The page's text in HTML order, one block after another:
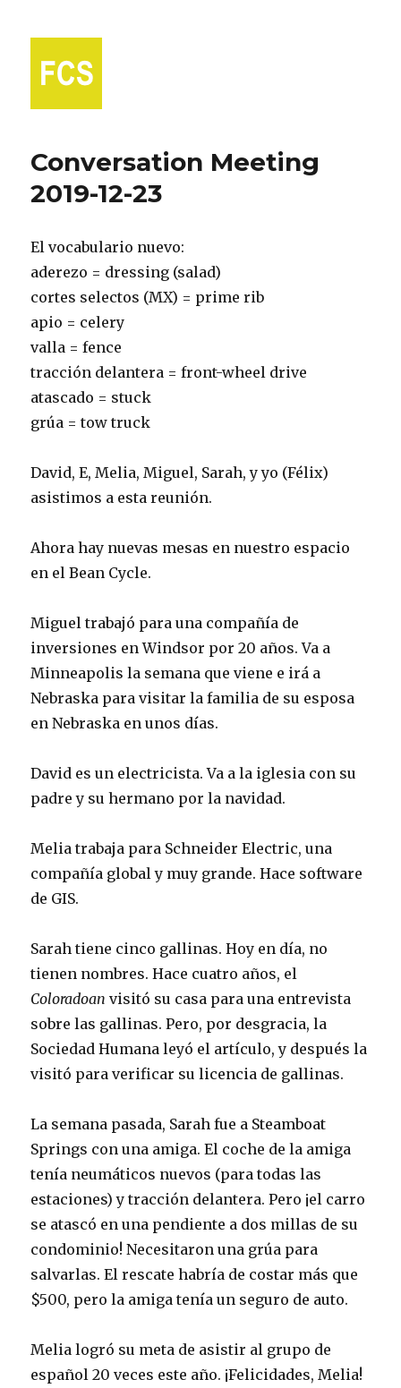
Conversation Meeting
2019-12-23
El vocabulario nuevo:
aderezo = dressing (salad)
cortes selectos (MX) = prime rib
apio = celery
valla = fence
tracción delantera = front-wheel drive
atascado = stuck
grúa = tow truck
David, E, Melia, Miguel, Sarah, y yo (Félix)
asistimos a esta reunión.
Ahora hay nuevas mesas en nuestro espacio
en el Bean Cycle.
Miguel trabajó para una compañía de
inversiones en Windsor por 20 años. Va a
Minneapolis la semana que viene e irá a
Nebraska para visitar la familia de su esposa
en Nebraska en unos días.
David es un electricista. Va a la iglesia con su
padre y su hermano por la navidad.
Melia trabaja para Schneider Electric, una
compañía global y muy grande. Hace software
de GIS.
Sarah tiene cinco gallinas. Hoy en día, no
tienen nombres. Hace cuatro años, el
Coloradoanvisitó su casa para una entrevista
sobre las gallinas. Pero, por desgracia, la
Sociedad Humana leyó el artículo, y después la
visitó para verificar su licencia de gallinas.
La semana pasada, Sarah fue a Steamboat
Springs con una amiga. El coche de la amiga
tenía neumáticos nuevos (para todas las
estaciones) y tracción delantera. Pero ¡el carro
se atascó en una pendiente a dos millas de su
condominio! Necesitaron una grúa para
salvarlas. El rescate habría de costar más que
$500, pero la amiga tenía un seguro de auto.
Melia logró su meta de asistir al grupo de
español 20 veces este año. ¡Felicidades, Melia!